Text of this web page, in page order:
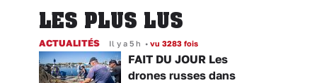
LES PLUS LUS
ACTUALITÉS Il y a 5 h • vu 3283 fois
FAIT DU JOUR Les
drones russes dans